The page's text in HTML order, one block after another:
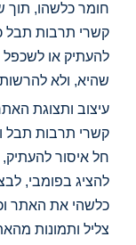
חומר כלשהו, תוך
קשרי תרבות תבל
להעתיק או
שהיא, ולא
עיצוב ותצוגת
קשרי תרבות תבל
חל איסור
להציג בפומבי,
כלשהי את האתר
צליל ותמונות